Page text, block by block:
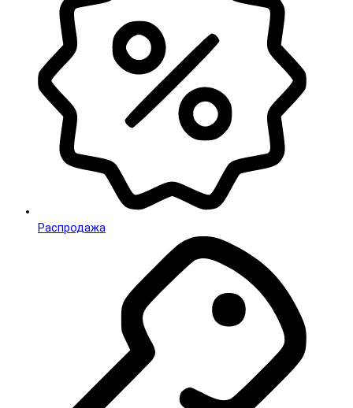
Распродажа